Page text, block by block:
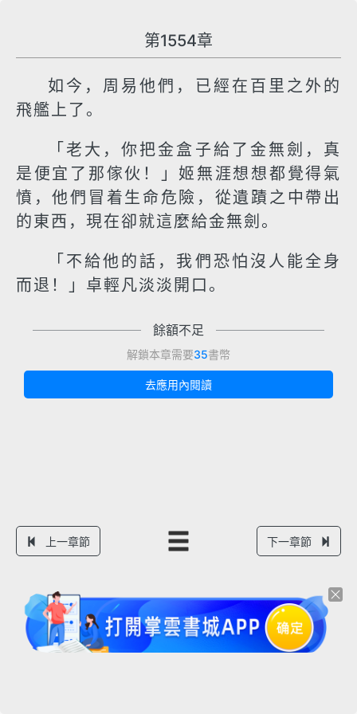
第1554章
如今，周易他們，已經在百里之外的
飛艦上了。
「老大，你把金盒子給了金無劍，真
是便宜了那傢伙！」姬無涯想想都覺得氣
憤，他們冒着生命危險，從遺蹟之中帶出
的東西，現在卻就這麼給金無劍。
「不給他的話，我們恐怕沒人能全身
而退！」卓輕凡淡淡開口。
餘額不足
解鎖本章需要35書幣
去應用內閱讀
上一章節 下一章節